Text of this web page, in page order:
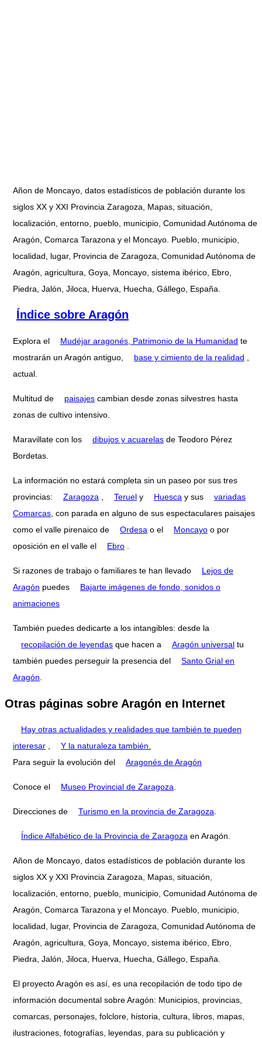
Añon de Moncayo, datos estadísticos de población durante los
siglos XX y XXI Provincia Zaragoza, Mapas, situación,
localización, entorno, pueblo, municipio, Comunidad Autónoma de
Aragón, Comarca Tarazona y el Moncayo. Pueblo, municipio,
localidad, lugar, Provincia de Zaragoza, Comunidad Autónoma de
Aragón, agricultura, Goya, Moncayo, sistema ibérico, Ebro,
Piedra, Jalón, Jiloca, Huerva, Huecha, Gállego, España.
Índice sobre Aragón
Explora el Mudéjar aragonés, Patrimonio de la Humanidad te
mostrarán un Aragón antiguo,
base y cimiento de la realidad
actual.
Multitud de paisajes cambian desde zonas silvestres hasta
zonas de cultivo intensivo.
Maravillate con los dibujos y acuarelas de Teodoro Pérez
Bordetas.
La información no estará completa sin un paseo por sus tres
provincias:
Zaragoza Teruel y Huesca y sus
variadas
Comarcas , con parada en alguno de sus espectaculares paisajes
como el valle pirenaico de
Ordesa o el Moncayo o por
oposición en el valle el
Ebro
Si razones de trabajo o familiares te han llevado
Lejos de
Aragón puedes
Bajarte imágenes de fondo, sonidos o
animaciones
También puedes dedicarte a los intangibles: desde la
recopilación de leyendas que hacen a Aragón universal tu
también puedes perseguir la presencia del
Santo Grial en
Aragón
Otras páginas sobre Aragón en Internet
Hay otras actualidades y realidades que también te pueden
interesar
Y la naturaleza también.
Para seguir la evolución del
Aragonés de Aragón
Conoce el Museo Provincial de Zaragoza
Direcciones de Turismo en la provincia de Zaragoza
Índice Alfabético de la Provincia de Zaragoza en Aragón.
Añon de Moncayo, datos estadísticos de población durante los
siglos XX y XXI Provincia Zaragoza, Mapas, situación,
localización, entorno, pueblo, municipio, Comunidad Autónoma de
Aragón, Comarca Tarazona y el Moncayo. Pueblo, municipio,
localidad, lugar, Provincia de Zaragoza, Comunidad Autónoma de
Aragón, agricultura, Goya, Moncayo, sistema ibérico, Ebro,
Piedra, Jalón, Jiloca, Huerva, Huecha, Gállego, España.
El proyecto Aragón es así, es una recopilación de todo tipo de
información documental sobre Aragón: Municipios, provincias,
comarcas, personajes, folclore, historia, cultura, libros, mapas,
ilustraciones, fotografías, leyendas, para su publicación y